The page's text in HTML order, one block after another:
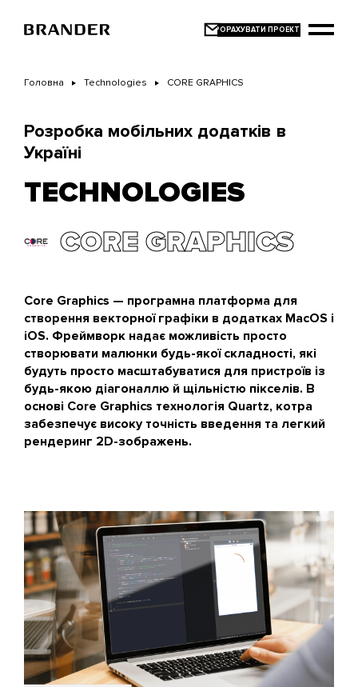
основного
Головна Technologies CORE GRAPHICS
Розробка мобільних додатків в
Україні
TECHNOLOGIES
CORE GRAPHICS
Core Graphics — програмна платформа для
створення векторної графіки в додатках MacOS і
iOS. Фреймворк надає можливість просто
створювати малюнки будь-якої складності, які
будуть просто масштабуватися для пристроїв із
будь-якою діагоналлю й щільністю пікселів. В
основі Core Graphics технологія Quartz, котра
забезпечує високу точність введення та легкий
рендеринг 2D-зображень.